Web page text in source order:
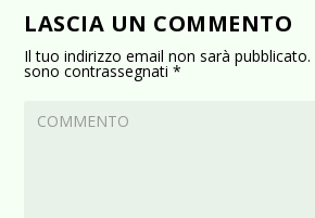
LASCIA UN COMMENTO
Il tuo indirizzo email non sarà pubblicato.
sono contrassegnati*